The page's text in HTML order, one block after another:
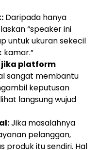
Daripada hanya
“speaker ini
untuk ukuran sekecil
kamar.”
platform
sangat membantu
keputusan
langsung wujud
Jika masalahnya
pelanggan,
produk itu sendiri. Hal